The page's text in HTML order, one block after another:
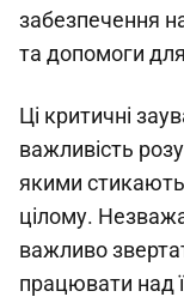
забезпечення
та допомоги
Ці критичні
важливість
якими
цілому.
важливо
працювати над